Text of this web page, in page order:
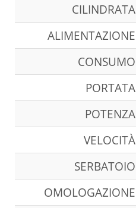
CILINDRATA
ALIMENTAZIONE
CONSUMO
PORTATA
POTENZA
VELOCITÀ
SERBATOIO
OMOLOGAZIONE